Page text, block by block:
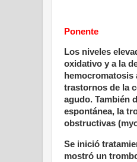
Ponente
Los niveles
oxidativo y a la
hemocromatosis
trastornos de la
agudo. También
espontánea, la
obstructivas
Se inició
mostró un